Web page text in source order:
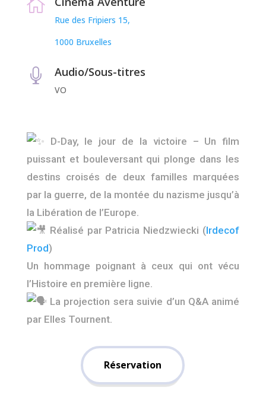

Rue des Fripiers 15,
1000 Bruxelles
 Audio/Sous-titres
VO
D-Day, le jour de la victoire – Un film
puissant et bouleversant qui plonge dans les
destins croisés de deux familles marquées
par la guerre, de la montée du nazisme jusqu’à
la Libération de l’Europe.
Réalisé par Patricia Niedzwiecki (Irdecof
Prod)
Un hommage poignant à ceux qui ont vécu
l’Histoire en première ligne.
La projection sera suivie d’un Q&A animé
par Elles Tournent.
Réservation